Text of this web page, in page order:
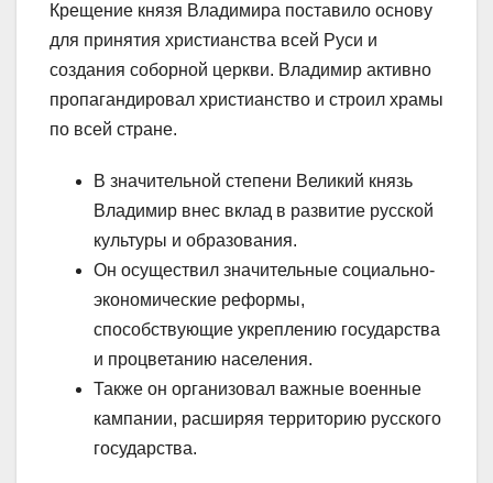
Крещение князя Владимира поставило основу
для принятия христианства всей Руси и
создания соборной церкви. Владимир активно
пропагандировал христианство и строил храмы
по всей стране.
В значительной степени Великий князь
Владимир внес вклад в развитие русской
культуры и образования.
Он осуществил значительные социально-
экономические реформы,
способствующие укреплению государства
и процветанию населения.
Также он организовал важные военные
кампании, расширяя территорию русского
государства.